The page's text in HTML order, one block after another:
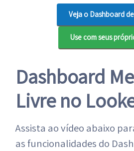
Veja o Dashboard
Use com seus
Dashboard
Livre no
Assista ao vídeo abaixo
as funcionalidades do